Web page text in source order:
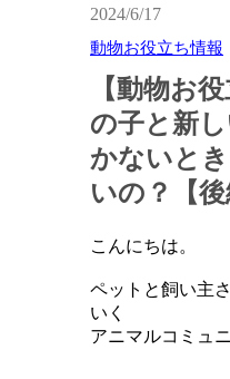
2024/6/17
動物お役立ち情報
【動物お
の子と新
かないと
いの？【後
こんにちは。
ペットと飼い主
いく
アニマルコミュ